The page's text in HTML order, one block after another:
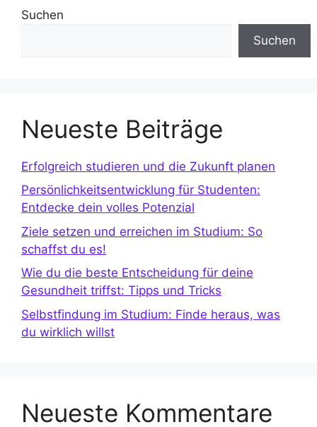
Suchen
Suchen
Neueste Beiträge
Erfolgreich studieren und die Zukunft planen
Persönlichkeitsentwicklung für Studenten:
Entdecke dein volles Potenzial
Ziele setzen und erreichen im Studium: So
schaffst du es!
Wie du die beste Entscheidung für deine
Gesundheit triffst: Tipps und Tricks
Selbstfindung im Studium: Finde heraus, was
du wirklich willst
Neueste Kommentare